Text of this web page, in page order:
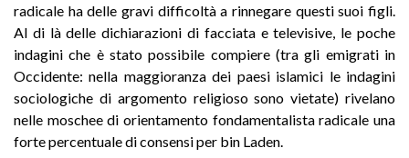
radicale ha delle gravi difficoltà a rinnegare questi suoi figli.
Al di là delle dichiarazioni di facciata e televisive, le poche
indagini che è stato possibile compiere (tra gli emigrati in
Occidente: nella maggioranza dei paesi islamici le indagini
sociologiche di argomento religioso sono vietate) rivelano
nelle moschee di orientamento fondamentalista radicale una
forte percentuale di consensi per bin Laden.